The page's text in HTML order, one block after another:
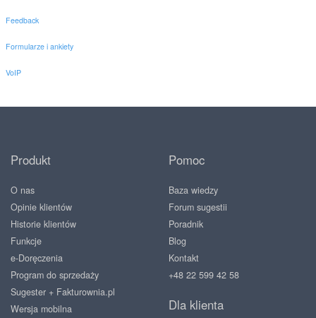
Feedback
Formularze i ankiety
VoIP
Produkt
O nas
Opinie klientów
Historie klientów
Funkcje
e-Doręczenia
Program do sprzedaży
Sugester + Fakturownia.pl
Wersja mobilna
Pomoc
Baza wiedzy
Forum sugestii
Poradnik
Blog
Kontakt
+48 22 599 42 58
Dla klienta